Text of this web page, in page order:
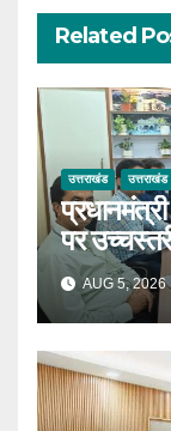
Related
उत्तराखंड उत्तराखंड
पर
AUG 5, 2026